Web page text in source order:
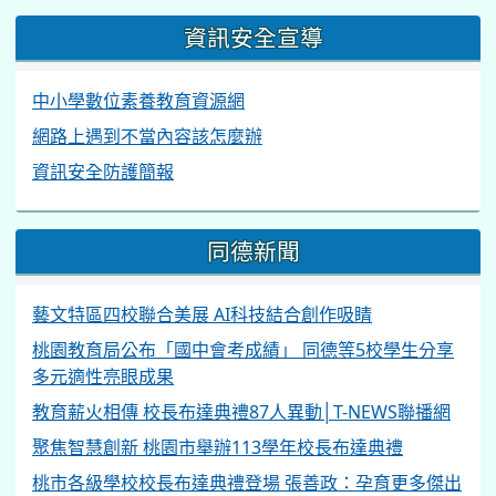
資訊安全宣導
中小學數位素養教育資源網
網路上遇到不當內容該怎麼辦
資訊安全防護簡報
同德新聞
藝文特區四校聯合美展 AI科技結合創作吸睛
桃園教育局公布「國中會考成績」 同德等5校學生分享
多元適性亮眼成果
教育薪火相傳 校長布達典禮87人異動│T-NEWS聯播網
聚焦智慧創新 桃園市舉辦113學年校長布達典禮
桃市各級學校校長布達典禮登場 張善政：孕育更多傑出